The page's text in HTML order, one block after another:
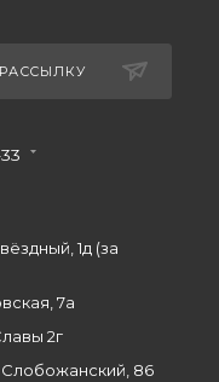
1д (за
7а
2г
86